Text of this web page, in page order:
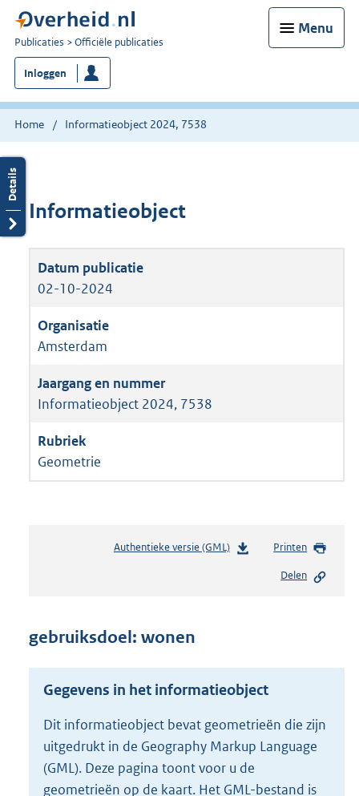
Menu
U
bent
nu
hier:
Publicaties Officiële publicaties
Inloggen
Home Informatieobject 2024, 7538
Informatieobject
02-10-2024
Amsterdam
Informatieobject 2024, 7538
Geometrie
Authentieke versie (GML)b
s
r
o
t
t
e
Printen
Delen
gebruiksdoel: wonen
Gegevens in het informatieobject
Dit informatieobject bevat geometrieën die zijn
uitgedrukt in de Geography Markup Language
(GML). Deze pagina toont voor u de
geometrieën op de kaart. Het GML-bestand is